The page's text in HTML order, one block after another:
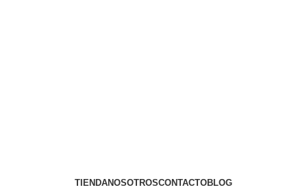
TIENDANOSOTROSCONTACTOBLOG